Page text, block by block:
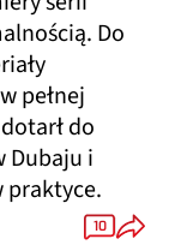
Do
pełnej
do
Dubaju i
praktyce.
10